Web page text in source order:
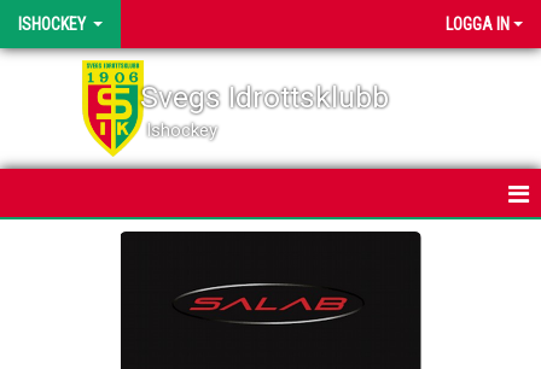
ISHOCKEY LOGGA IN
Svegs Idrottsklubb
Ishockey